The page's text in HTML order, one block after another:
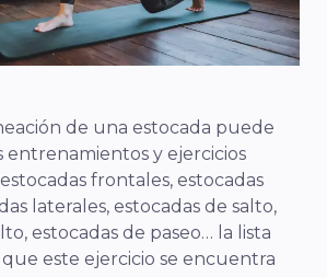
de una estocada puede
entrenamientos y ejercicios
frontales, estocadas
laterales, estocadas de salto,
estocadas de paseo… la lista
este ejercicio se encuentra